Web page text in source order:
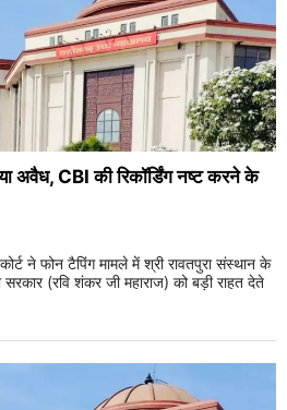
अवैध, CBI की रिकॉर्डिंग नष्ट करने के
ने फोन टैपिंग मामले में श्री रावतपुरा संस्थान के
(रवि शंकर जी महाराज) को बड़ी राहत देते